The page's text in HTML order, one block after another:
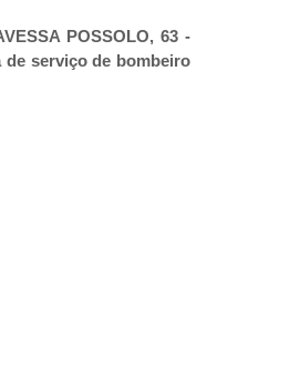
POSSOLO, 63 -
de serviço de bombeiro